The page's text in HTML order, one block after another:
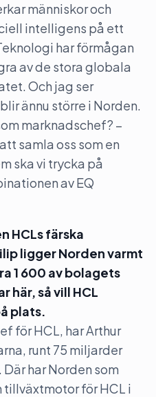
människor och
intelligens på ett
har förmågan
av de stora globala
Och jag ser
ännu större i Norden.
marknadschef? –
samla oss som en
ska vi trycka på
av EQ
HCLs färska
ligger Norden varmt
1 600 av bolagets
här, så vill HCL
plats.
för HCL, har Arthur
runt 75 miljarder
har Norden som
för HCL i